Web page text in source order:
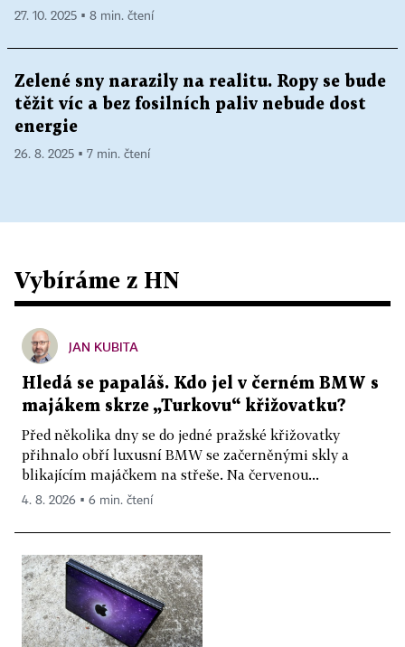
27. 10. 2025 ▪ 8 min. čtení
Zelené sny narazily na realitu. Ropy se bude
těžit víc a bez fosilních paliv nebude dost
energie
26. 8. 2025 ▪ 7 min. čtení
Vybíráme z HN
JAN KUBITA
Hledá se papaláš. Kdo jel v černém BMW s
majákem skrze „Turkovu“ křižovatku?
Před několika dny se do jedné pražské křižovatky
přihnalo obří luxusní BMW se začerněnými skly a
blikajícím majáčkem na střeše. Na červenou...
4. 8. 2026 ▪ 6 min. čtení